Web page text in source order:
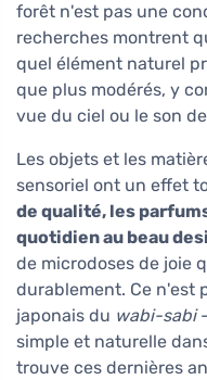
forêt n'est pas une
recherches montrent
quel élément naturel
que plus modérés, y
vue du ciel ou le son
Les objets et les
sensoriel ont un effet
de qualité, les
quotidien au beau
de microdoses de joie
durablement. Ce n'est
japonais du wabi-sabi
simple et naturelle
trouve ces dernières